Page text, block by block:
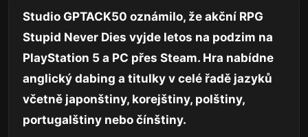
Studio GPTACK50 oznámilo, že akční RPG
Stupid Never Dies vyjde letos na podzim na
PlayStation 5 a PC přes Steam. Hra nabídne
anglický dabing a titulky v celé řadě jazyků
včetně japonštiny, korejštiny, polštiny,
portugalštiny nebo čínštiny.